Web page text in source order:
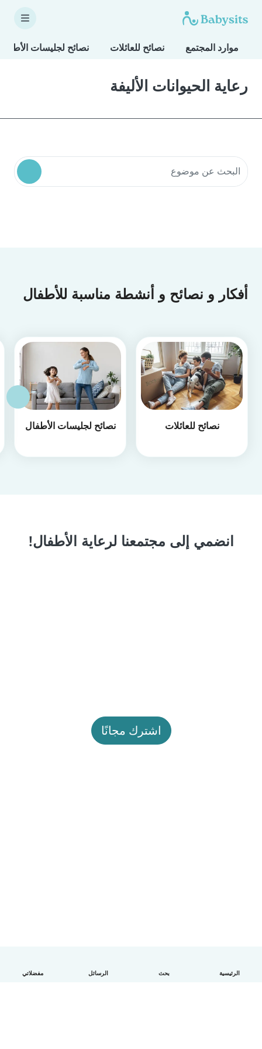
الرئيسية بحث الرسائل مفضلاتي
موارد المجتمع نصائح للعائلات نصائح لجليسات
رعاية الحيوانات الأليفة
البحث في موارد المجتمع
أفكار و نصائح و أنشطة مناسبة للأطفال
نصائح للعائلات نصائح لجليسات الأطفال
انضمي إلى مجتمعنا لرعاية الأطفال!
اشترك مجانًا